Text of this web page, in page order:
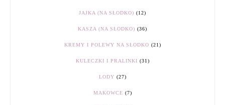
JAJKA (NA SŁODKO) (12)
KASZA (NA SŁODKO) (36)
KREMY I POLEWY NA SŁODKO (21)
KULECZKI I PRALINKI (31)
LODY (27)
MAKOWCE (7)